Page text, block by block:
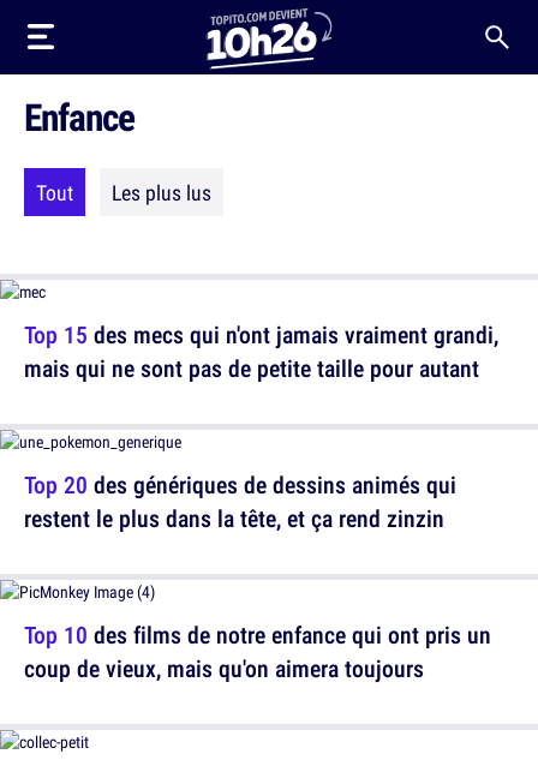
Enfance
Tout Les plus lus
Top 15 des mecs qui n'ont jamais vraiment grandi,
mais qui ne sont pas de petite taille pour autant
Top 10 des films de notre enfance qui ont pris un
coup de vieux, mais qu'on aimera toujours
Top 20 des génériques de dessins animés qui
restent le plus dans la tête, et ça rend zinzin